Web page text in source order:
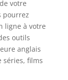
votre
pourrez
ligne à votre
outils
anglais
séries, films